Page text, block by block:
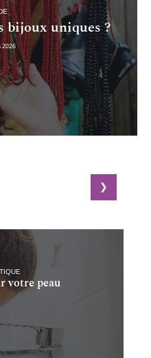
bijoux uniques ?
2026
votre peau